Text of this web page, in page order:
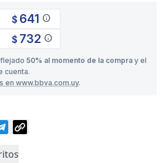
$ 641 info
$ 732 info
50% al momento de la compra y el
cuenta.
en www.bbva.com.uy.